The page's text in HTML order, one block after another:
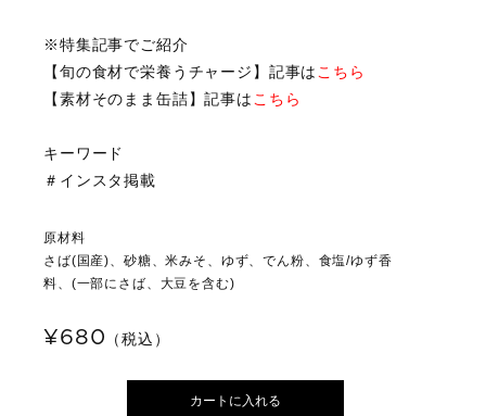
※特集記事でご紹介
【旬の食材で栄養うチャージ】記事は こちら
【素材そのまま缶詰】記事は こちら
キーワード
＃インスタ掲載
原材料
さば(国産)、砂糖、米みそ、ゆず、でん粉、食塩/ゆず香
料、(一部にさば、大豆を含む)
¥680 （税込）
カートに入れる